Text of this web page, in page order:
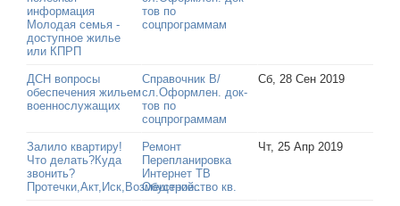
информация
Молодая семья -
доступное жилье
или КПРП
тов по
соцпрограммам
ДСН вопросы
обеспечения жильем
военнослужащих
Справочник В/
сл.Оформлен. док-
тов по
соцпрограммам
Сб, 28 Сен 2019
Залило квартиру!
Что делать?Куда
звонить?
Протечки,Акт,Иск,Возмещение...
Ремонт
Перепланировка
Интернет ТВ
Обустройство кв.
Чт, 25 Апр 2019